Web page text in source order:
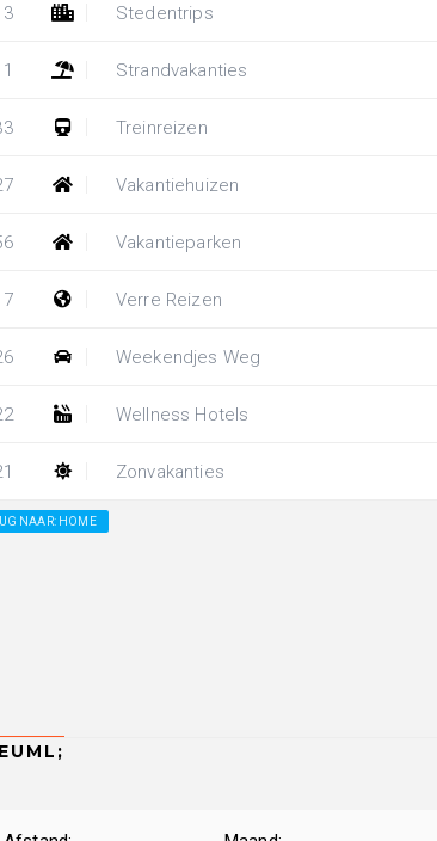
3
1
7
Stedentrips
Strandvakanties
Treinreizen
Vakantiehuizen
Vakantieparken
Verre Reizen
Weekendjes Weg
Wellness Hotels
Zonvakanties
NAAR: HOME